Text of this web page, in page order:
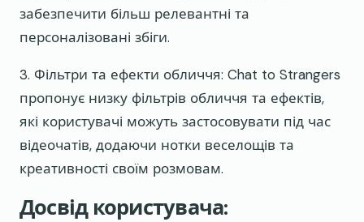
забезпечити більш релевантні та
персоналізовані збіги.
3. Фільтри та ефекти обличчя: Chat to Strangers
пропонує низку фільтрів обличчя та ефектів,
які користувачі можуть застосовувати під час
відеочатів, додаючи нотки веселощів та
креативності своїм розмовам.
Досвід користувача: